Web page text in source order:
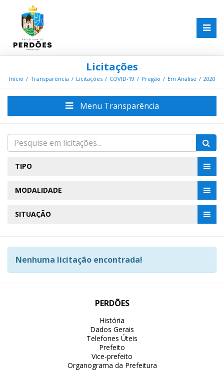
Licitações
Início Transparência Licitações COVID-19 Pregão Em Análise 2020
Menu Transparência
TIPO
MODALIDADE
SITUAÇÃO
Nenhuma licitação encontrada!
PERDÕES
História
Dados Gerais
Telefones Úteis
Prefeito
Vice-prefeito
Organograma da Prefeitura